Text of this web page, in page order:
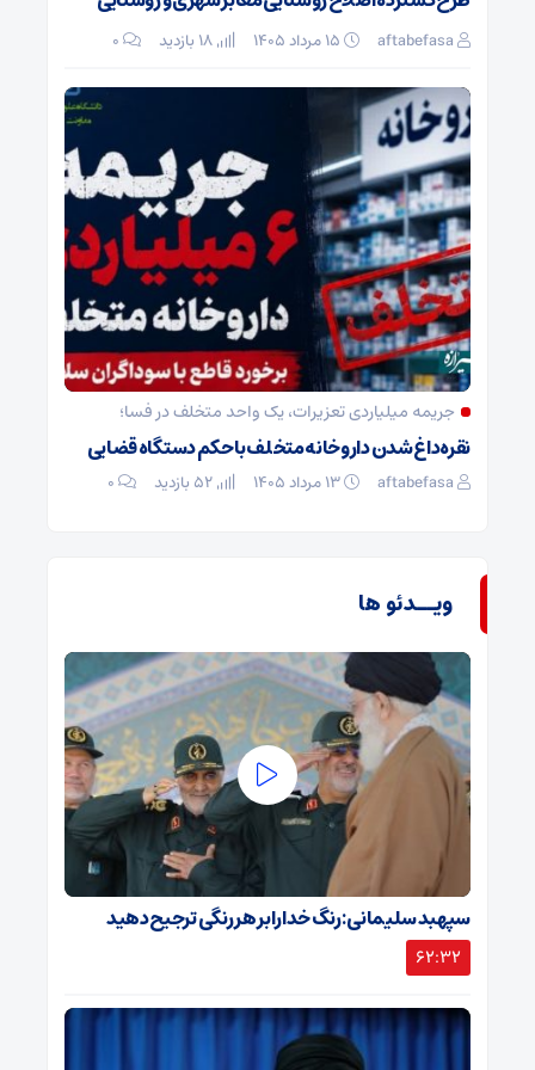
aftabefasa ۰
جریمه میلیاردی تعزیرات، یک واحد متخلف در فسا؛
نقره‌داغ شدن داروخانه متخلف با حکم دستگاه قضایی
aftabefasa ۰
ویــدئو ها
سپهبد سلیمانی: رنگ خدا را بر هر رنگی ترجیح دهید
62:32